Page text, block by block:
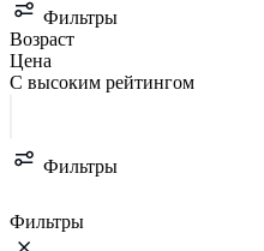
Фильтры
Возраст
Цена
С высоким рейтингом
Фильтры
Фильтры